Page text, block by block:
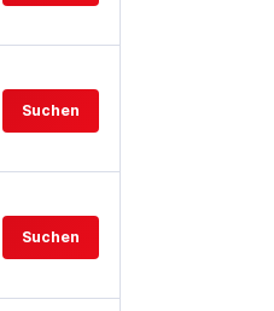
Suchen
Suchen